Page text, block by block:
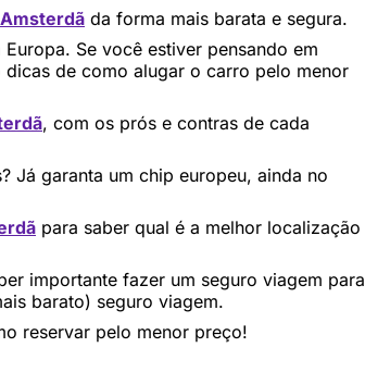
da forma mais barata e segura.
Se você estiver pensando em
dicas de como alugar o carro pelo menor
, com os prós e contras de cada
Já garanta um chip europeu, ainda no
para saber qual é a melhor localização
importante fazer um seguro viagem para
barato) seguro viagem.
reservar pelo menor preço!